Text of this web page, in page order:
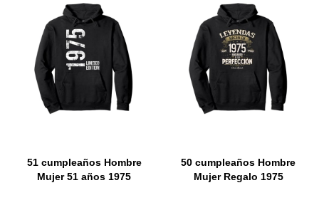
51 cumpleaños Hombre
Mujer 51 años 1975
50 cumpleaños Hombre
Mujer Regalo 1975